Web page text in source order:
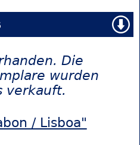
Die
wurden
verkauft.
/ Lisboa"